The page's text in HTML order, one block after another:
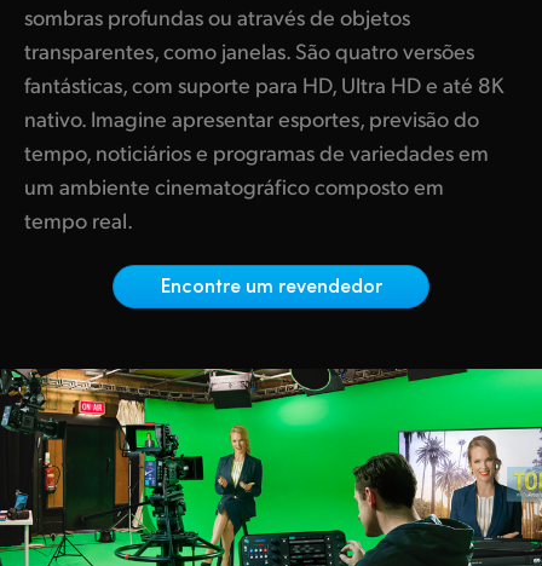
Italy
Korea
Mexico
Malaysia
Netherlands
Norway
Poland
Portugal
Singapore
sombras profundas ou através de objetos
transparentes, como janelas. São quatro versões
fantásticas, com suporte para HD, Ultra HD e até 8K
nativo. Imagine apresentar esportes, previsão do
tempo, noticiários e programas de variedades em
um ambiente cinematográfico composto em
tempo real.
Encontre um revendedor